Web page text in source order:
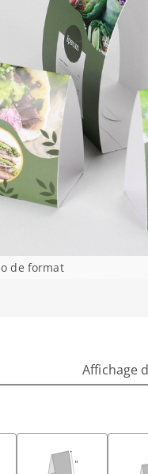
de format
Affichage